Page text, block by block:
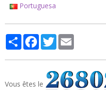
Portuguesa
PartagerFacebook
Twitter
Vous êtes le